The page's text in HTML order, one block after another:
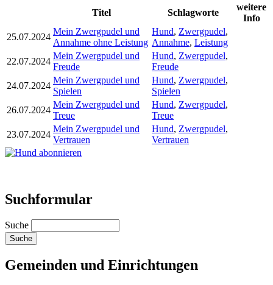
Titel Schlagworte
weitere
Info
25.07.2024
Mein Zwergpudel und
Annahme ohne Leistung
Hund, Zwergpudel,
Annahme, Leistung
22.07.2024
Mein Zwergpudel und
Freude
Hund, Zwergpudel,
Freude
24.07.2024
Mein Zwergpudel und
Spielen
Hund, Zwergpudel,
Spielen
26.07.2024
Mein Zwergpudel und
Treue
Hund, Zwergpudel,
Treue
23.07.2024
Mein Zwergpudel und
Vertrauen
Hund, Zwergpudel,
Vertrauen
Suchformular
Suche
Gemeinden und Einrichtungen